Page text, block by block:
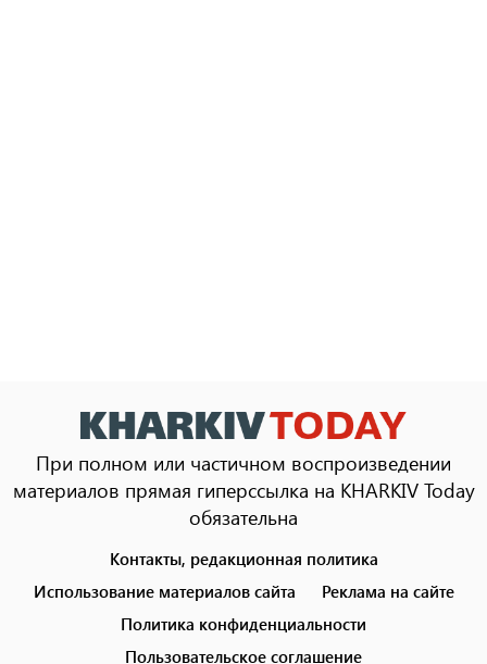
При полном или частичном воспроизведении
материалов прямая гиперссылка на KHARKIV Today
обязательна
menu
Контакты, редакционная политика
Использование материалов сайта
Реклама на сайте
Политика конфиденциальности
Пользовательское соглашение